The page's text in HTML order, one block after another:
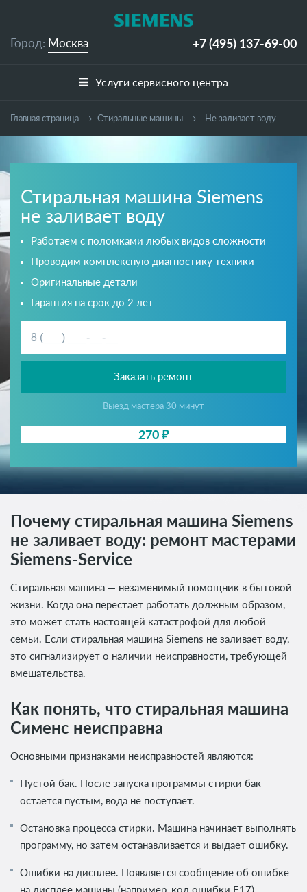
+7 (495) 137-69-00
Город: Москва
Услуги сервисного центра
Главная страница Cтиральные машины Не заливает воду
Стиральная машина Siemens
не заливает воду
Работаем с поломками любых видов сложности
Проводим комплексную диагностику техники
Оригинальные детали
Гарантия на срок до 2 лет
Заказать ремонт
Выезд мастера 30 минут
270 ₽
Почему стиральная машина Siemens
не заливает воду: ремонт мастерами
Siemens-Service
Стиральная машина — незаменимый помощник в бытовой
жизни. Когда она перестает работать должным образом,
это может стать настоящей катастрофой для любой
семьи. Если стиральная машина Siemens не заливает воду,
это сигнализирует о наличии неисправности, требующей
вмешательства.
Как понять, что стиральная машина
Сименс неисправна
Основными признаками неисправностей являются:
Пустой бак. После запуска программы стирки бак
остается пустым, вода не поступает.
Остановка процесса стирки. Машина начинает выполнять
программу, но затем останавливается и выдает ошибку.
Ошибки на дисплее. Появляется сообщение об ошибке
на дисплее машины (например, код ошибки E17).